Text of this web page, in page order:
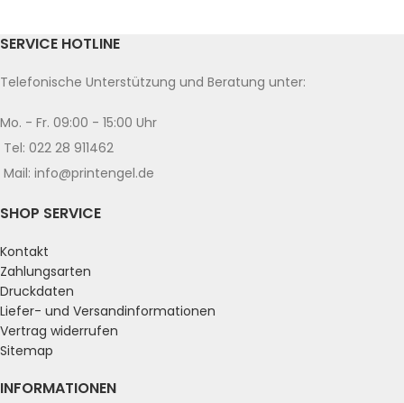
SERVICE HOTLINE
Telefonische Unterstützung und Beratung unter:
Mo. - Fr. 09:00 - 15:00 Uhr
Tel: 022 28 911462
Mail: info@printengel.de
SHOP SERVICE
Kontakt
Zahlungsarten
Druckdaten
Liefer- und Versandinformationen
Vertrag widerrufen
Sitemap
INFORMATIONEN